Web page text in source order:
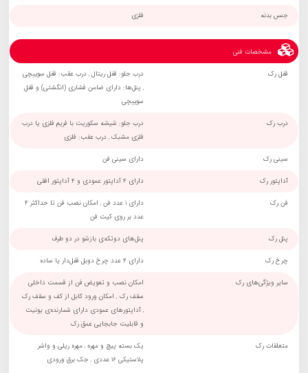
جنس بدنه فلزی
مشخصات فنی
قفل رک
درب جلو: قفل ریتال , درب عقب: قفل سوییچی
, پنل‌ها: دارای ضامن فشاری (انگشتی) و قفل
سوییچی
درب رک
درب جلو: شیشه سکوریت با فریم فلزی یا درب
فلزی مشبک , درب عقب: فلزی
سینی رک دارای سینی فن
آداپتور رک دارای 4 آداپتور عمودی و 4 آداپتور افقی
فن رک
دارای 1 عدد فن , امکان نصب فن تا حداکثر 4
عدد بر روی کیت فن
پنل رک پنل‌های دوتکه‌ی بازشو در دو طرف
چرخ رک دارای 4 عدد چرخ دوبل قفل‌دار یا ساده
سایر ویژگی‌های رک
امکان نصب و تعویض فن از قسمت داخلی
سقف رک , امکان ورود کابل از کف و سقف رک
, آداپتورهای عمودی دارای شمارنده‌ی یونیت
و قابلیت جابجایی عمق رک
متعلقات رک
یک بسته پیچ و مهره , مهره ریلی و واشر
پلاستیکی 16 عددی , جک برق ورودی